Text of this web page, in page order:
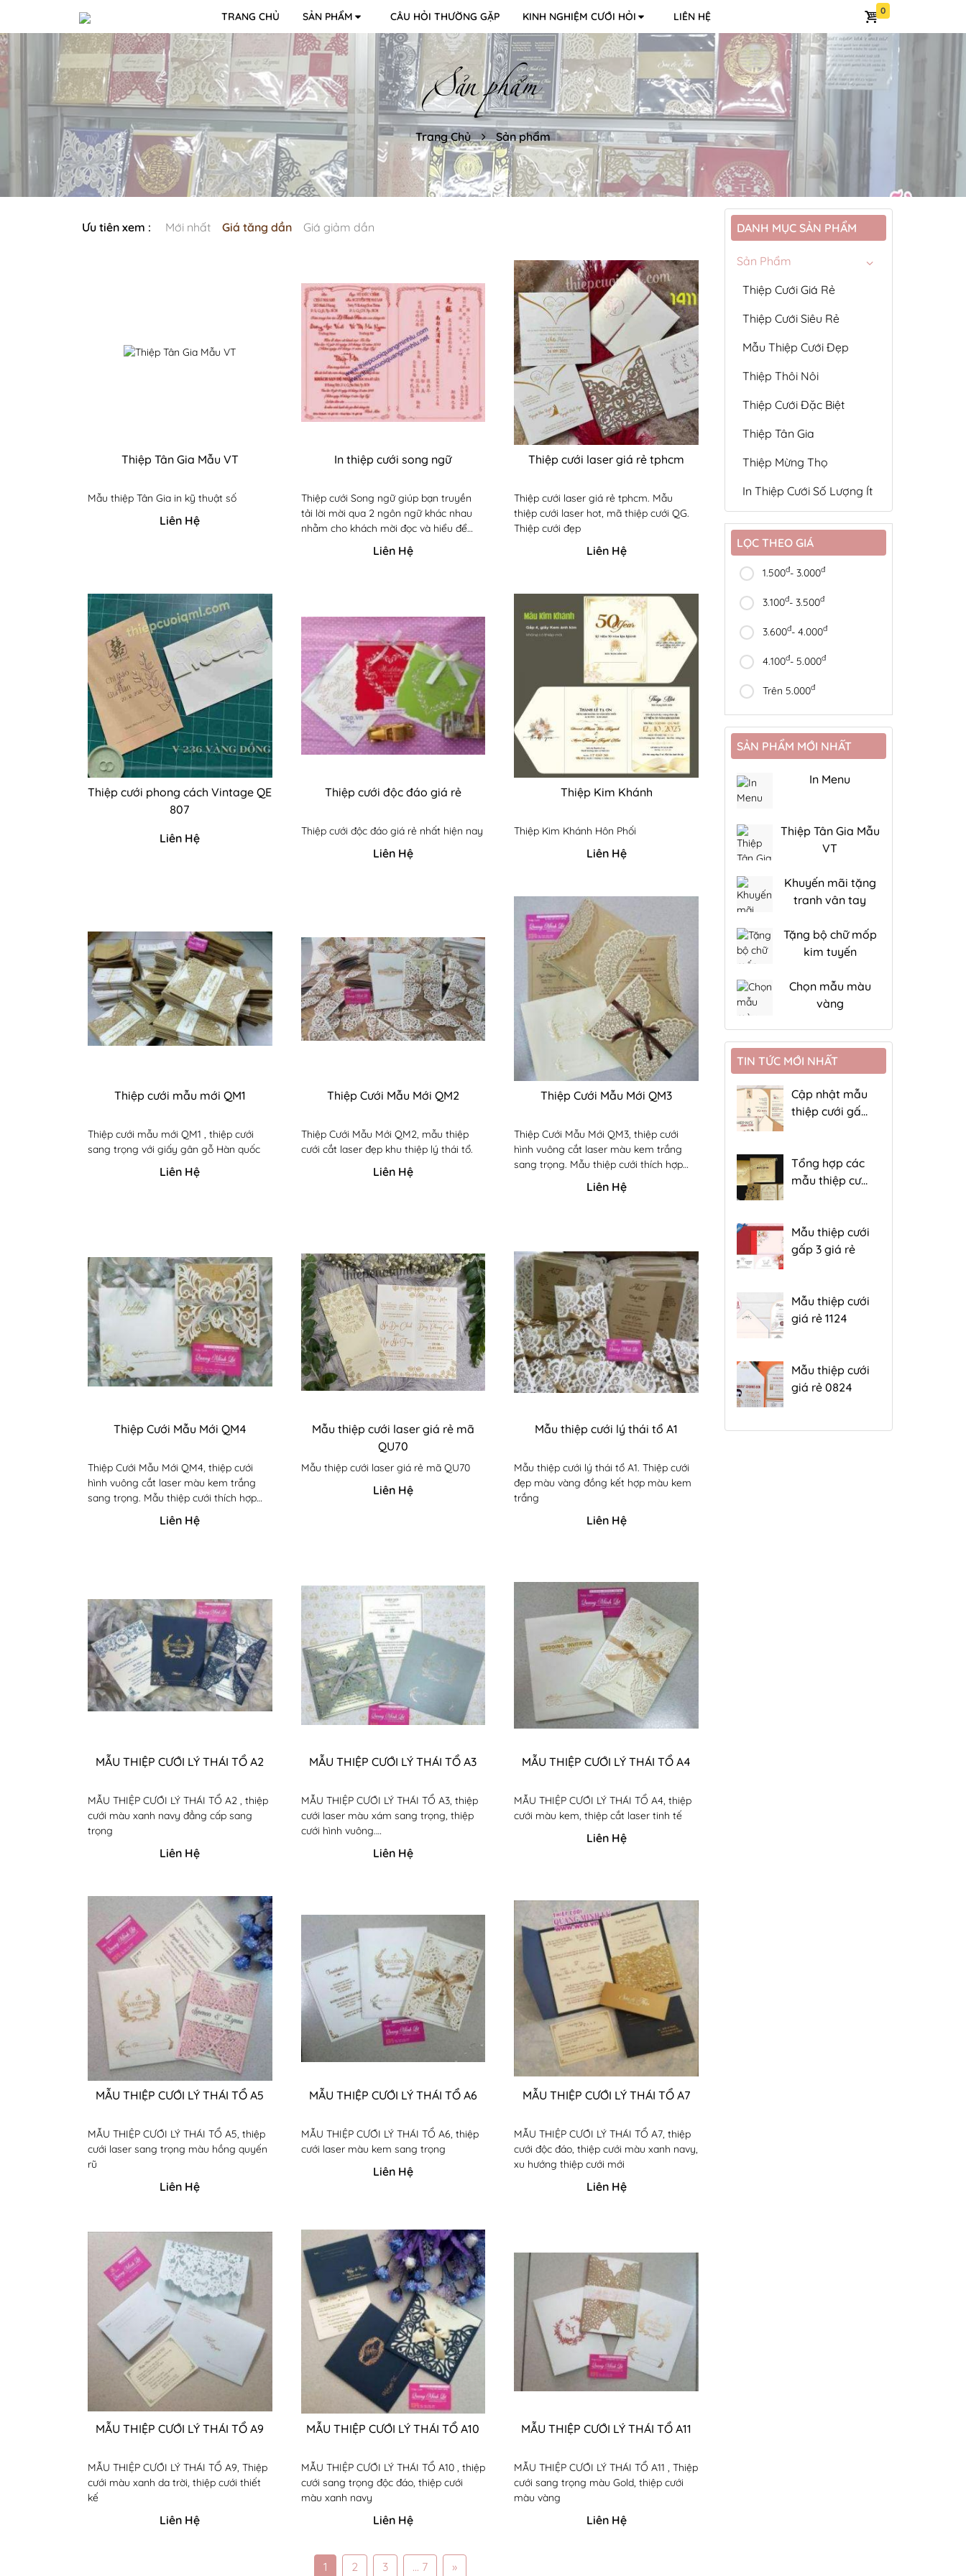
TRANG CHỦ SẢN PHẨM CÂU HỎI THƯỜNG GẶP KINH NGHIỆM CƯỚI HỎI LIÊN HỆ
Sản phẩm
Trang Chủ Sản phẩm
Ưu tiên xem : Mới nhất Giá tăng dần Giá giảm dần
Thiệp Tân Gia Mẫu VT
Mẫu thiệp Tân Gia in kỹ thuật số
Liên Hệ
In thiệp cưới song ngữ
Thiệp cưới Song ngữ giúp bạn truyền
tải lời mời qua 2 ngôn ngữ khác nhau
nhằm cho khách mời đọc và hiểu để
tham dự tiệc cưới. Lưu ý cần biết khi đặt
in thiệp cưới Song ngữ
Liên Hệ
Thiệp cưới laser giá rẻ tphcm
Thiệp cưới laser giá rẻ tphcm. Mẫu
thiệp cưới laser hot, mã thiệp cưới QG.
Thiệp cưới đẹp
Liên Hệ
Thiệp cưới phong cách Vintage QE
807
Liên Hệ
Thiệp cưới độc đáo giá rẻ
Thiệp cưới độc đáo giá rẻ nhất hiện nay
Liên Hệ
Thiệp Kim Khánh
Thiệp Kim Khánh Hôn Phối
Liên Hệ
Thiệp cưới mẫu mới QM1
Thiệp cưới mẫu mới QM1 , thiệp cưới
sang trọng với giấy gân gỗ Hàn quốc
Liên Hệ
Thiệp Cưới Mẫu Mới QM2
Thiệp Cưới Mẫu Mới QM2, mẫu thiệp
cưới cắt laser đẹp khu thiệp lý thái tổ.
Liên Hệ
Thiệp Cưới Mẫu Mới QM3
Thiệp Cưới Mẫu Mới QM3, thiệp cưới
hình vuông cắt laser màu kem trắng
sang trọng. Mẫu thiệp cưới thích hợp
cho dạng thiệp cưới song ngữ
Liên Hệ
Thiệp Cưới Mẫu Mới QM4
Thiệp Cưới Mẫu Mới QM4, thiệp cưới
hình vuông cắt laser màu kem trắng
sang trọng. Mẫu thiệp cưới thích hợp
cho dạng thiệp cưới song ngữ
Liên Hệ
Mẫu thiệp cưới laser giá rẻ mã
QU70
Mẫu thiệp cưới laser giá rẻ mã QU70
Liên Hệ
Mẫu thiệp cưới lý thái tổ A1
Mẫu thiệp cưới lý thái tổ A1. Thiệp cưới
đẹp màu vàng đồng kết hợp màu kem
trắng
Liên Hệ
MẪU THIỆP CƯỚI LÝ THÁI TỔ A2
MẪU THIỆP CƯỚI LÝ THÁI TỔ A2 , thiệp
cưới màu xanh navy đẳng cấp sang
trọng
Liên Hệ
MẪU THIỆP CƯỚI LÝ THÁI TỔ A3
MẪU THIỆP CƯỚI LÝ THÁI TỔ A3, thiệp
cưới laser màu xám sang trọng, thiệp
cưới hình vuông.
Kiểu thứ 3: Thiệp cưới màu hồng, có
Liên Hệ
MẪU THIỆP CƯỚI LÝ THÁI TỔ A4
MẪU THIỆP CƯỚI LÝ THÁI TỔ A4, thiệp
cưới màu kem, thiệp cắt laser tinh tế
Liên Hệ
MẪU THIỆP CƯỚI LÝ THÁI TỔ A5
MẪU THIỆP CƯỚI LÝ THÁI TỔ A5, thiệp
cưới laser sang trọng màu hồng quyến
rũ
Liên Hệ
MẪU THIỆP CƯỚI LÝ THÁI TỔ A6
MẪU THIỆP CƯỚI LÝ THÁI TỔ A6, thiệp
cưới laser màu kem sang trọng
Liên Hệ
MẪU THIỆP CƯỚI LÝ THÁI TỔ A7
MẪU THIỆP CƯỚI LÝ THÁI TỔ A7, thiệp
cưới độc đáo, thiệp cưới màu xanh navy,
xu hướng thiệp cưới mới
Liên Hệ
MẪU THIỆP CƯỚI LÝ THÁI TỔ A9
MẪU THIỆP CƯỚI LÝ THÁI TỔ A9, Thiệp
cưới màu xanh da trời, thiệp cưới thiết
kế
Liên Hệ
MẪU THIỆP CƯỚI LÝ THÁI TỔ A10
MẪU THIỆP CƯỚI LÝ THÁI TỔ A10 , thiệp
cưới sang trọng độc đáo, thiệp cưới
màu xanh navy
Liên Hệ
MẪU THIỆP CƯỚI LÝ THÁI TỔ A11
MẪU THIỆP CƯỚI LÝ THÁI TỔ A11 , Thiệp
cưới sang trọng màu Gold, thiệp cưới
màu vàng
Liên Hệ
1 2 3 ... 7 »
DANH MỤC SẢN PHẨM
Sản Phẩm
Thiệp Cưới Giá Rẻ
Thiệp Cưới Siêu Rẻ
Mẫu Thiệp Cưới Đẹp
Thiệp Thôi Nôi
Thiệp Cưới Đặc Biệt
Thiệp Tân Gia
Thiệp Mừng Thọ
In Thiệp Cưới Số Lượng Ít
LỌC THEO GIÁ
1.500đ- 3.000đ
3.100đ- 3.500đ
3.600đ- 4.000đ
4.100đ- 5.000đ
Trên 5.000đ
SẢN PHẨM MỚI NHẤT
In Menu
Thiệp Tân Gia Mẫu
VT
Khuyến mãi tặng
tranh vân tay
Tặng bộ chữ mốp
kim tuyến
Chọn mẫu màu
vàng
TIN TỨC MỚI NHẤT
Cập nhật mẫu
thiệp cưới gấp
Tổng hợp các
mẫu thiệp cưới
Mẫu thiệp cưới
gấp 3 giá rẻ
Mẫu thiệp cưới
giá rẻ 1124
Mẫu thiệp cưới
giá rẻ 0824